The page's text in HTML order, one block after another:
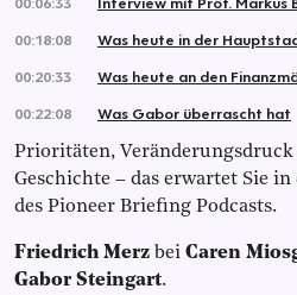
00:18:08
Was heute in der
00:20:33
Was heute an den
00:22:08
Was Gabor überrascht hat
Prioritäten, Veränderungsdruck
Geschichte – das erwartet Sie
des Pioneer Briefing Podcasts.
Friedrich Merz bei Caren
Gabor Steingart.